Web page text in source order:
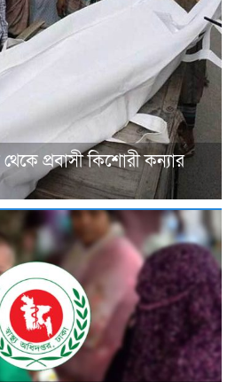
প্রবাসী কিশোরী কন্যার